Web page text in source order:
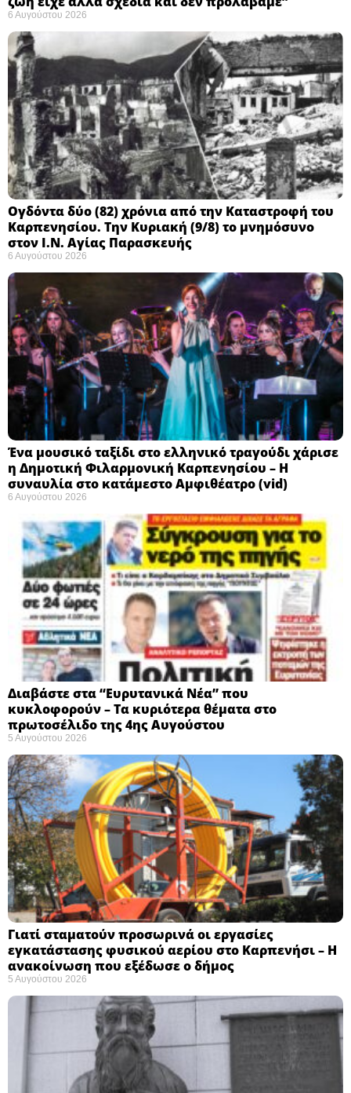
6 Αυγούστου 2026
Ογδόντα δύο (82) χρόνια από την Καταστροφή του
Καρπενησίου. Την Κυριακή (9/8) το μνημόσυνο
στον Ι.Ν. Αγίας Παρασκευής
6 Αυγούστου 2026
Ένα μουσικό ταξίδι στο ελληνικό τραγούδι χάρισε
η Δημοτική Φιλαρμονική Καρπενησίου – Η
συναυλία στο κατάμεστο Αμφιθέατρο (vid)
6 Αυγούστου 2026
Διαβάστε στα “Ευρυτανικά Νέα” που
κυκλοφορούν – Τα κυριότερα θέματα στο
πρωτοσέλιδο της 4ης Αυγούστου
5 Αυγούστου 2026
Γιατί σταματούν προσωρινά οι εργασίες
εγκατάστασης φυσικού αερίου στο Καρπενήσι – Η
ανακοίνωση που εξέδωσε ο δήμος
5 Αυγούστου 2026